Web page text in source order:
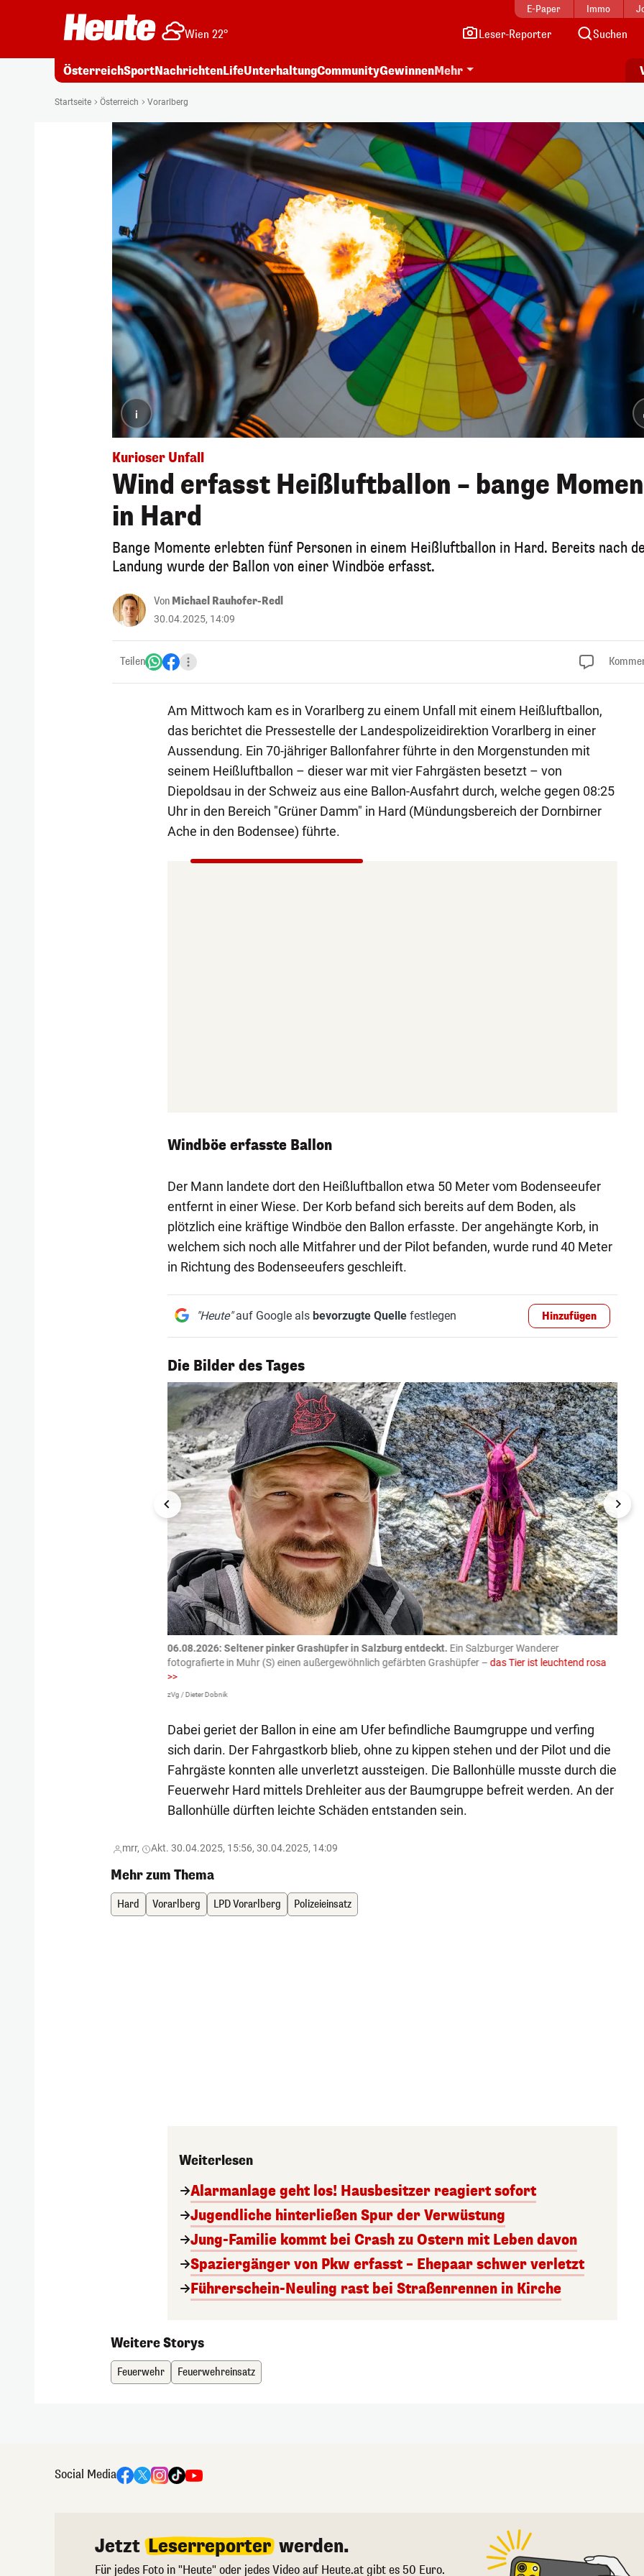
E-Paper Immo
Wien 22° Leser-Reporter Suchen
ÖsterreichSportNachrichtenLifeUnterhaltungCommunityGewinnenMehr
Startseite Österreich Vorarlberg
i
Kurioser Unfall
Wind erfasst Heißluftballon – bange
in Hard
Bange Momente erlebten fünf Personen in einem Heißluftballon in Hard. Bereits nach
Landung wurde der Ballon von einer Windböe erfasst.
Von Michael Rauhofer-Redl
30.04.2025, 14:09
Teilen
Am Mittwoch kam es in Vorarlberg zu einem Unfall mit einem Heißluftballon,
das berichtet die Pressestelle der Landespolizeidirektion Vorarlberg in einer
Aussendung. Ein 70-jähriger Ballonfahrer führte in den Morgenstunden mit
seinem Heißluftballon – dieser war mit vier Fahrgästen besetzt – von
Diepoldsau in der Schweiz aus eine Ballon-Ausfahrt durch, welche gegen 08:25
Uhr in den Bereich "Grüner Damm" in Hard (Mündungsbereich der Dornbirner
Ache in den Bodensee) führte.
Windböe erfasste Ballon
Der Mann landete dort den Heißluftballon etwa 50 Meter vom Bodenseeufer
entfernt in einer Wiese. Der Korb befand sich bereits auf dem Boden, als
plötzlich eine kräftige Windböe den Ballon erfasste. Der angehängte Korb, in
welchem sich noch alle Mitfahrer und der Pilot befanden, wurde rund 40 Meter
in Richtung des Bodenseeufers geschleift.
"Heute"auf Google als bevorzugte Quellefestlegen Hinzufügen
Die Bilder des Tages
1/54
06.08.2026: Seltener pinker Grashüpfer in Salzburg entdeckt. Ein Salzburger Wanderer
fotografierte in Muhr (S) einen außergewöhnlich gefärbten Grashüpfer – das Tier ist leuchtend rosa
>>
zVg / Dieter Dobnik
Dabei geriet der Ballon in eine am Ufer befindliche Baumgruppe und verfing
sich darin. Der Fahrgastkorb blieb, ohne zu kippen stehen und der Pilot und die
Fahrgäste konnten alle unverletzt aussteigen. Die Ballonhülle musste durch die
Feuerwehr Hard mittels Drehleiter aus der Baumgruppe befreit werden. An der
Ballonhülle dürften leichte Schäden entstanden sein.
mrr, Akt. 30.04.2025, 15:56, 30.04.2025, 14:09
Mehr zum Thema
Hard Vorarlberg LPD Vorarlberg Polizeieinsatz
Weiterlesen
Alarmanlage geht los! Hausbesitzer reagiert sofort
Jugendliche hinterließen Spur der Verwüstung
Jung-Familie kommt bei Crash zu Ostern mit Leben davon
Spaziergänger von Pkw erfasst – Ehepaar schwer verletzt
Führerschein-Neuling rast bei Straßenrennen in Kirche
Weitere Storys
Feuerwehr Feuerwehreinsatz
Social Media
Jetzt Leserreporter werden.
Für jedes Foto in "Heute" oder jedes Video auf Heute.at gibt es 50 Euro.